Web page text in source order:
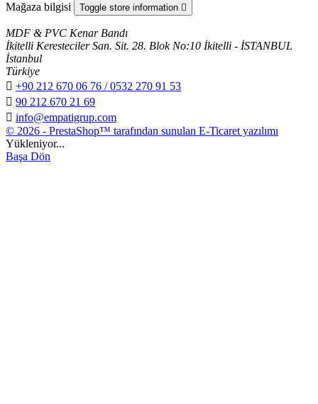
Mağaza bilgisi Toggle store information 
MDF & PVC Kenar Bandı
İkitelli Keresteciler San. Sit. 28. Blok No:10 İkitelli - İSTANBUL
İstanbul
Türkiye
 +90 212 670 06 76 / 0532 270 91 53
 90 212 670 21 69
 info@empatigrup.com
© 2026 - PrestaShop™ tarafından sunulan E-Ticaret yazılımı
Yükleniyor...
Başa Dön